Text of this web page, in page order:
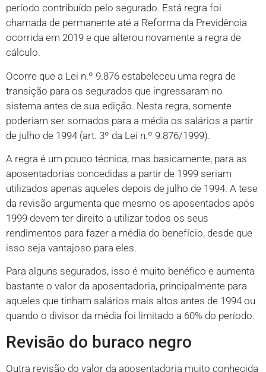
período contribuído pelo segurado. Está regra foi
chamada de permanente até a Reforma da Previdência
ocorrida em 2019 e que alterou novamente a regra de
cálculo.
Ocorre que a Lei n.º 9.876 estabeleceu uma regra de
transição para os segurados que ingressaram no
sistema antes de sua edição. Nesta regra, somente
poderiam ser somados para a média os salários a partir
de julho de 1994 (art. 3º da Lei n.º 9.876/1999).
A regra é um pouco técnica, mas basicamente, para as
aposentadorias concedidas a partir de 1999 seriam
utilizados apenas aqueles depois de julho de 1994. A tese
da revisão argumenta que mesmo os aposentados após
1999 devem ter direito a utilizar todos os seus
rendimentos para fazer a média do benefício, desde que
isso seja vantajoso para eles.
Para alguns segurados, isso é muito benéfico e aumenta
bastante o valor da aposentadoria, principalmente para
aqueles que tinham salários mais altos antes de 1994 ou
quando o divisor da média foi limitado a 60% do período.
Revisão do buraco negro
Outra revisão do valor da aposentadoria muito conhecida